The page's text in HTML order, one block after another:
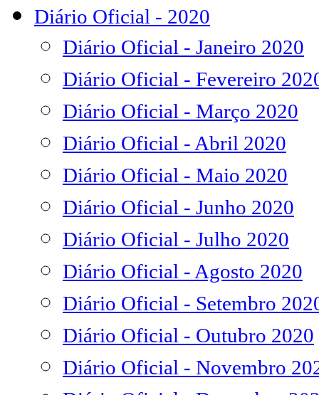
Diário Oficial - 2020
Diário Oficial - Janeiro 2020
Diário Oficial - Fevereiro
Diário Oficial - Março 2020
Diário Oficial - Abril 2020
Diário Oficial - Maio 2020
Diário Oficial - Junho 2020
Diário Oficial - Julho 2020
Diário Oficial - Agosto 2020
Diário Oficial - Setembro
Diário Oficial - Outubro 2020
Diário Oficial - Novembro